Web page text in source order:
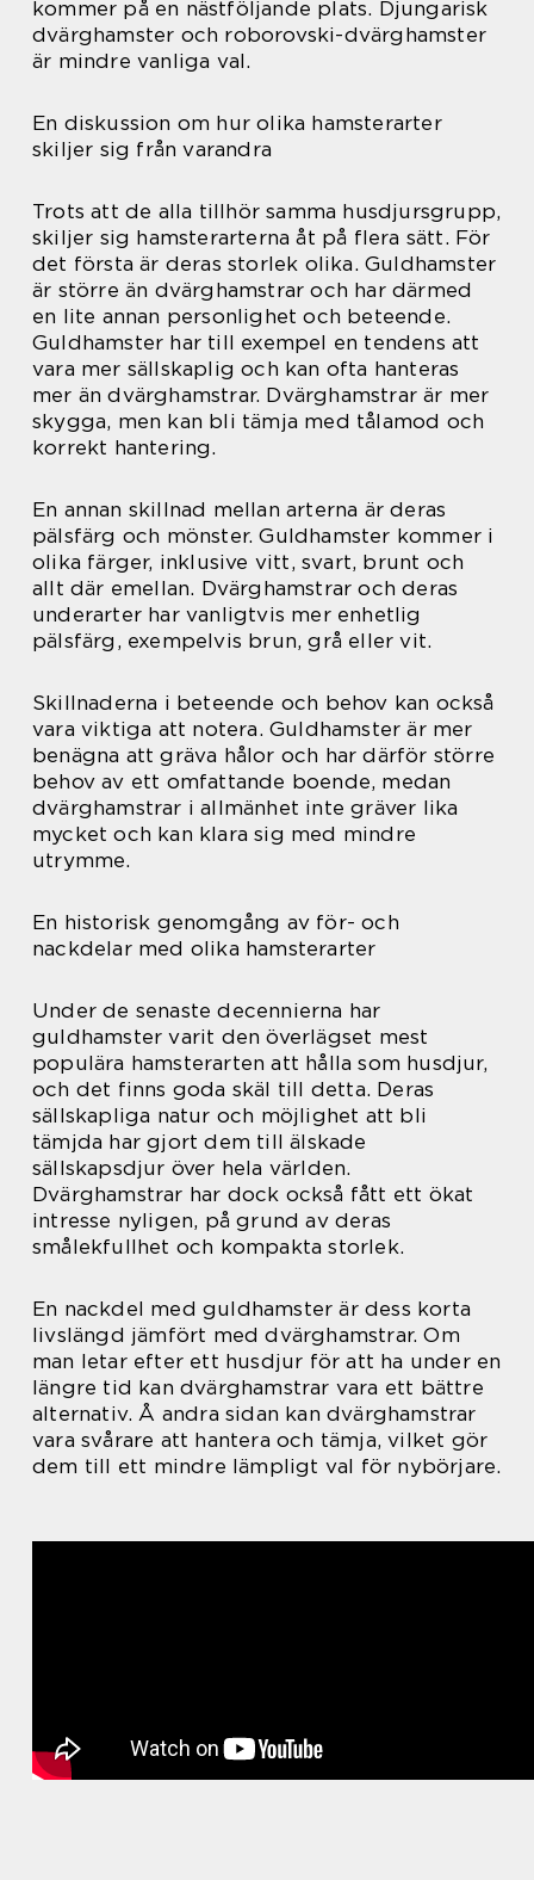
kommer på en nästföljande plats. Djungarisk
dvärghamster och roborovski-dvärghamster
är mindre vanliga val.
En diskussion om hur olika hamsterarter
skiljer sig från varandra
Trots att de alla tillhör samma husdjursgrupp,
skiljer sig hamsterarterna åt på flera sätt. För
det första är deras storlek olika. Guldhamster
är större än dvärghamstrar och har därmed
en lite annan personlighet och beteende.
Guldhamster har till exempel en tendens att
vara mer sällskaplig och kan ofta hanteras
mer än dvärghamstrar. Dvärghamstrar är mer
skygga, men kan bli tämja med tålamod och
korrekt hantering.
En annan skillnad mellan arterna är deras
pälsfärg och mönster. Guldhamster kommer i
olika färger, inklusive vitt, svart, brunt och
allt där emellan. Dvärghamstrar och deras
underarter har vanligtvis mer enhetlig
pälsfärg, exempelvis brun, grå eller vit.
Skillnaderna i beteende och behov kan också
vara viktiga att notera. Guldhamster är mer
benägna att gräva hålor och har därför större
behov av ett omfattande boende, medan
dvärghamstrar i allmänhet inte gräver lika
mycket och kan klara sig med mindre
utrymme.
En historisk genomgång av för- och
nackdelar med olika hamsterarter
Under de senaste decennierna har
guldhamster varit den överlägset mest
populära hamsterarten att hålla som husdjur,
och det finns goda skäl till detta. Deras
sällskapliga natur och möjlighet att bli
tämjda har gjort dem till älskade
sällskapsdjur över hela världen.
Dvärghamstrar har dock också fått ett ökat
intresse nyligen, på grund av deras
smålekfullhet och kompakta storlek.
En nackdel med guldhamster är dess korta
livslängd jämfört med dvärghamstrar. Om
man letar efter ett husdjur för att ha under en
längre tid kan dvärghamstrar vara ett bättre
alternativ. Å andra sidan kan dvärghamstrar
vara svårare att hantera och tämja, vilket gör
dem till ett mindre lämpligt val för nybörjare.